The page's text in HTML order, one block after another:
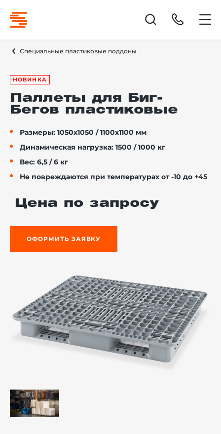
Специальные пластиковые поддоны
НОВИНКА
Паллеты для Биг-
Бегов пластиковые
Размеры: 1050х1050 / 1100х1100 мм
Динамическая нагрузка: 1500 / 1000 кг
Вес: 6,5 / 6 кг
Не повреждаются при температурах от -10 до +45
Цена по запросу
ОФОРМИТЬ ЗАЯВКУ